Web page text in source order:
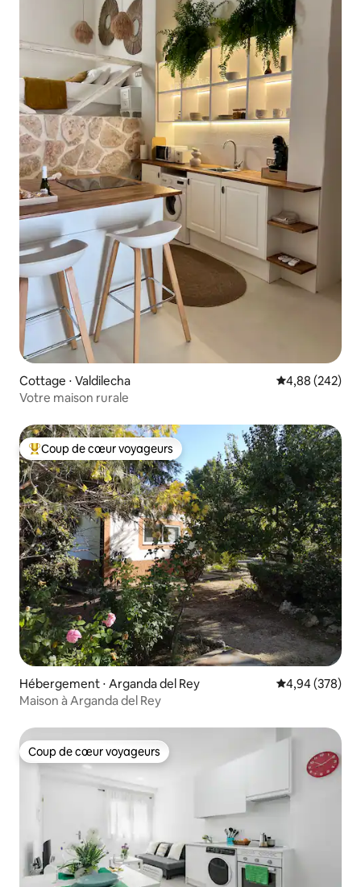
Cottage ⋅ Valdilecha Évaluation
4,88 (242)
Votre maison rurale
Coups de cœur voyageurs les plus appréciés
Coup de cœur voyageurs
Hébergement ⋅ Arganda del Rey Évaluation
4,94 (378)
Maison à Arganda del Rey
Coup de cœur voyageurs
Coup de cœur voyageurs